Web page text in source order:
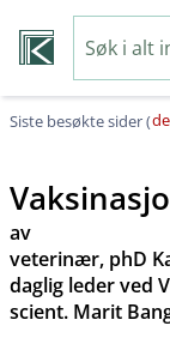
Siste besøkte sider (
av
veterinær, phD
daglig leder ved
scient. Marit